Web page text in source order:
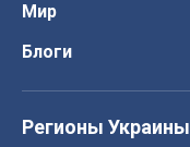
Мир
Блоги
Регионы Украины